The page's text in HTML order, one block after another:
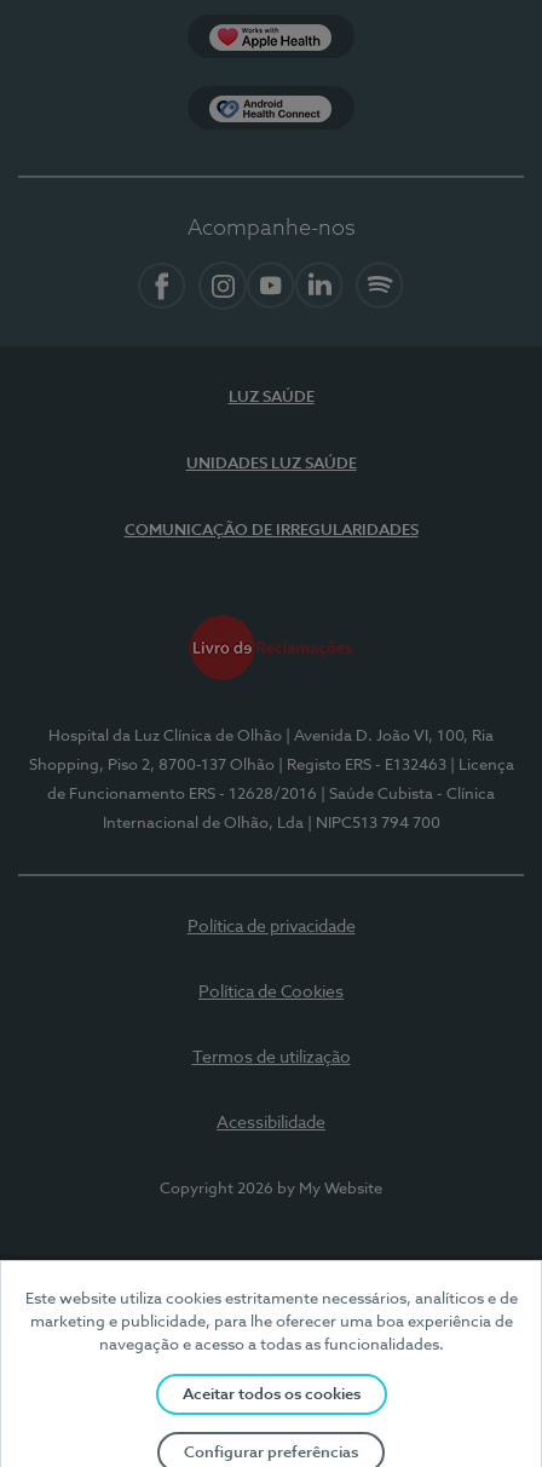
Este website utiliza cookies estritamente necessários, analíticos e de
marketing e publicidade, para lhe oferecer uma boa experiência de
navegação e acesso a todas as funcionalidades.
Aceitar todos os cookies
Configurar preferências
Acompanhe-nos
LUZ SAÚDE
UNIDADES LUZ SAÚDE
COMUNICAÇÃO DE IRREGULARIDADES
Hospital da Luz Clínica de Olhão
| Avenida D. João VI, 100, Ria
Shopping, Piso 2, 8700-137 Olhão
| Registo ERS - E132463
| Licença
de Funcionamento ERS - 12628/2016
| Saúde Cubista - Clínica
Internacional de Olhão, Lda
| NIPC513 794 700
Política de privacidade
Política de Cookies
Termos de utilização
Acessibilidade
Copyright 2026 by My Website